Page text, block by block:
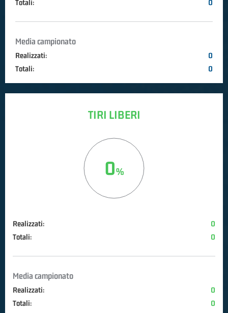
Totali: 0
Media campionato
Realizzati:
0
Totali:
0
TIRI LIBERI
0
Realizzati:
0
Totali:
0
Media campionato
Realizzati:
0
Totali:
0